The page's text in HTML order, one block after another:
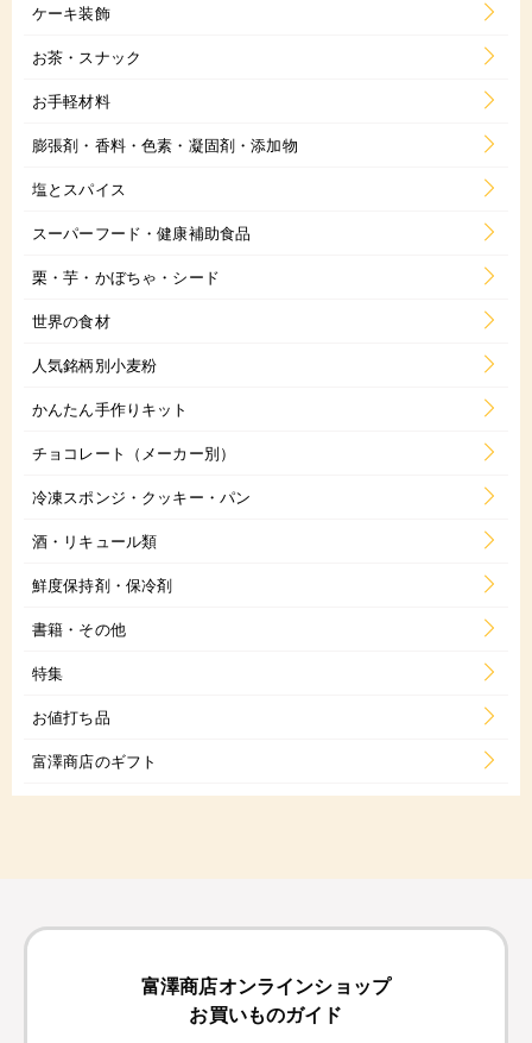
ケーキ装飾
お茶・スナック
お手軽材料
膨張剤・香料・色素・凝固剤・添加物
塩とスパイス
スーパーフード・健康補助食品
栗・芋・かぼちゃ・シード
世界の食材
人気銘柄別小麦粉
かんたん手作りキット
チョコレート（メーカー別）
冷凍スポンジ・クッキー・パン
酒・リキュール類
鮮度保持剤・保冷剤
書籍・その他
特集
お値打ち品
富澤商店のギフト
富澤商店オンラインショップ
お買いものガイド